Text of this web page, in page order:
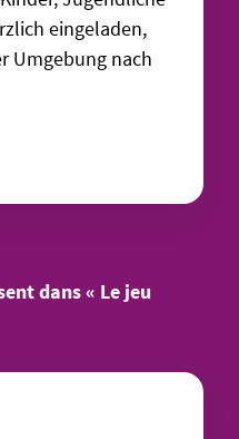
eingeladen,
Umgebung nach
dans « Le jeu